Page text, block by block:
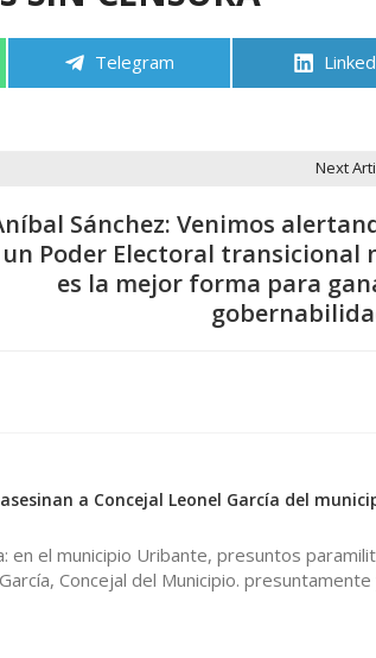
Compartir
Telegram
Next
Sánchez: Venimos
Poder Electoral transicional
es la mejor forma para
a Concejal Leonel García del
en el municipio Uribante, presuntos
Concejal del Municipio.